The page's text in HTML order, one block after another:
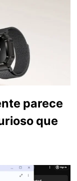
parece
que